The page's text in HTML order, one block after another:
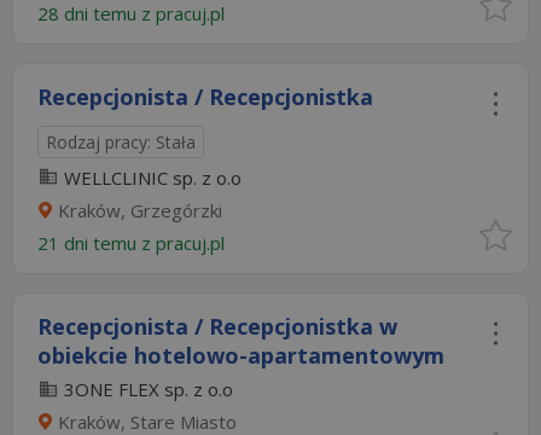
28 dni temu z pracuj.pl
Recepcjonista / Recepcjonistka
Rodzaj pracy: Stała
WELLCLINIC sp. z o.o
Kraków, Grzegórzki
21 dni temu z pracuj.pl
Recepcjonista / Recepcjonistka w
obiekcie hotelowo-apartamentowym
3ONE FLEX sp. z o.o
Kraków, Stare Miasto